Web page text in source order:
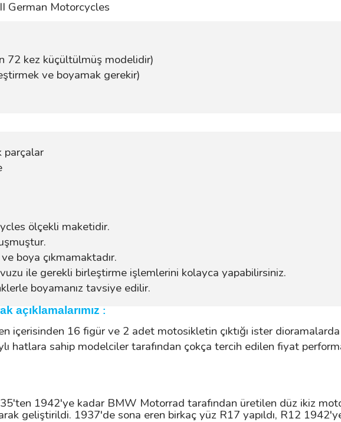
German Motorcycles
72 kez küçültülmüş modelidir)
ve boyamak gerekir)
parçalar
ölçekli maketidir.
ve boya çıkmamaktadır.
ile gerekli birleştirme işlemlerini kolayca yapabilirsiniz.
boyamanız tavsiye edilir.
açıklamalarımız :
içerisinden 16 figür ve 2 adet motosikletin çıktığı ister
hatlara sahip modelciler tarafından çokça tercih edilen fiyat
1942'ye kadar BMW Motorrad tarafından üretilen düz ikiz
geliştirildi. 1937'de sona eren birkaç yüz R17 yapıldı, R12